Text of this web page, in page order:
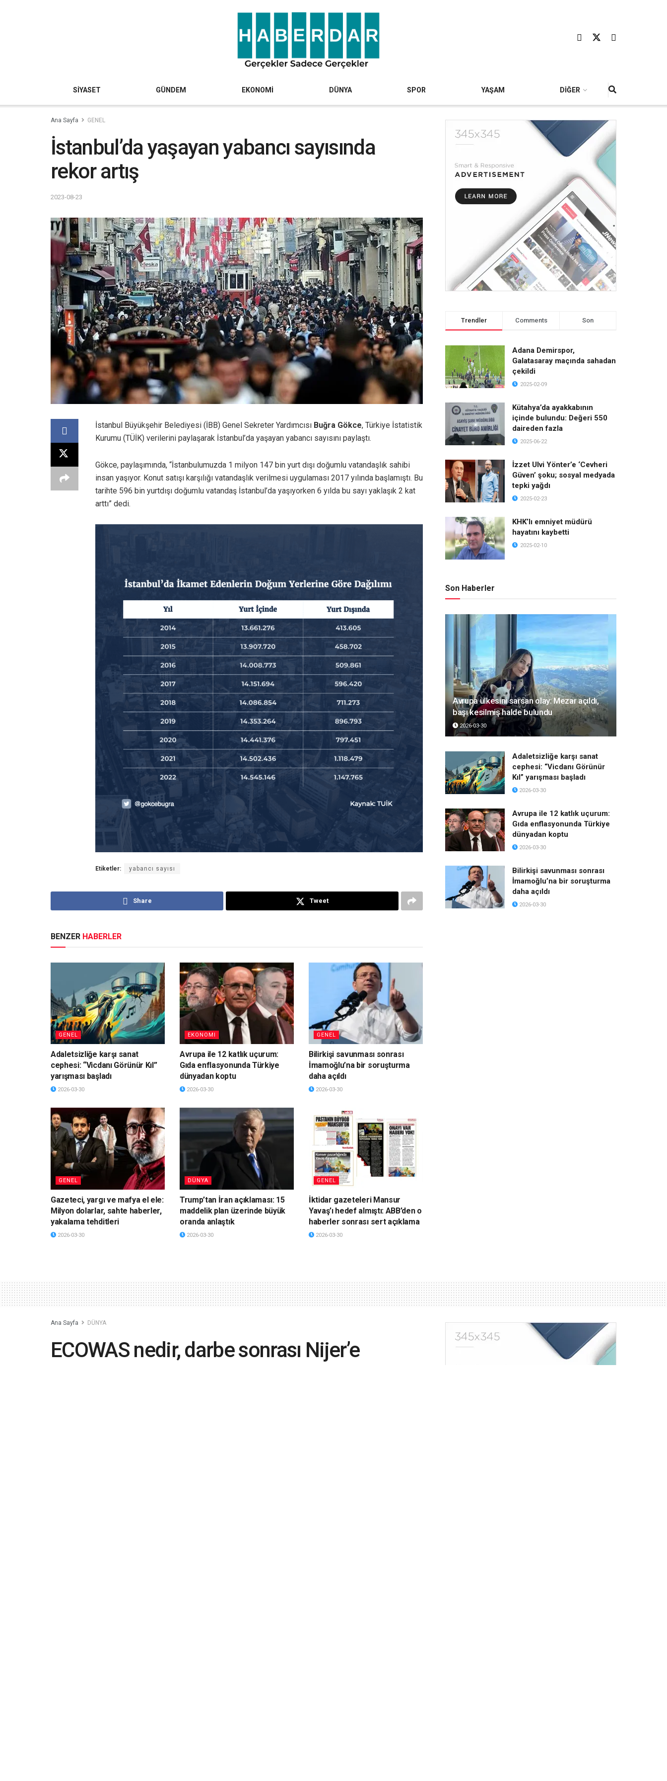
SİYASET GÜNDEM EKONOMİ DÜNYA SPOR YAŞAM DİĞER
Ana Sayfa GENEL
İstanbul’da yaşayan yabancı sayısında
rekor artış
2023-08-23
İstanbul Büyükşehir Belediyesi (İBB) Genel Sekreter Yardımcısı Buğra Gökce, Türkiye İstatistik
Kurumu (TÜİK) verilerini paylaşarak İstanbul’da yaşayan yabancı sayısını paylaştı.
Gökce, paylaşımında, “İstanbulumuzda 1 milyon 147 bin yurt dışı doğumlu vatandaşlık sahibi
insan yaşıyor. Konut satışı karşılığı vatandaşlık verilmesi uygulaması 2017 yılında başlamıştı. Bu
tarihte 596 bin yurtdışı doğumlu vatandaş İstanbul’da yaşıyorken 6 yılda bu sayı yaklaşık 2 kat
arttı” dedi.
Etiketler: yabancı sayısı
Share Tweet
BENZER HABERLER
GENEL
Adaletsizliğe karşı sanat
cephesi: “Vicdanı Görünür Kıl”
yarışması başladı
2026-03-30
EKONOMI
Avrupa ile 12 katlık uçurum:
Gıda enflasyonunda Türkiye
dünyadan koptu
2026-03-30
GENEL
Bilirkişi savunması sonrası
İmamoğlu’na bir soruşturma
daha açıldı
2026-03-30
GENEL
Gazeteci, yargı ve mafya el ele:
Milyon dolarlar, sahte haberler,
yakalama tehditleri
2026-03-30
DÜNYA
Trump’tan İran açıklaması: 15
maddelik plan üzerinde büyük
oranda anlaştık
2026-03-30
GENEL
İktidar gazeteleri Mansur
Yavaş’ı hedef almıştı: ABB’den o
haberler sonrası sert açıklama
2026-03-30
Trendler Comments Son
Adana Demirspor,
Galatasaray maçında sahadan
çekildi
2025-02-09
Kütahya’da ayakkabının
içinde bulundu: Değeri 550
daireden fazla
2025-06-22
İzzet Ulvi Yönter’e ‘Cevheri
Güven’ şoku; sosyal medyada
tepki yağdı
2025-02-23
KHK’lı emniyet müdürü
hayatını kaybetti
2025-02-10
Son Haberler
Avrupa ülkesini sarsan olay: Mezar açıldı,
başı kesilmiş halde bulundu
2026-03-30
Adaletsizliğe karşı sanat
cephesi: “Vicdanı Görünür
Kıl” yarışması başladı
2026-03-30
Avrupa ile 12 katlık uçurum:
Gıda enflasyonunda Türkiye
dünyadan koptu
2026-03-30
Bilirkişi savunması sonrası
İmamoğlu’na bir soruşturma
daha açıldı
2026-03-30
Ana Sayfa DÜNYA
ECOWAS nedir, darbe sonrası Nijer’e